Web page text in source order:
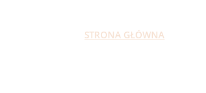
STRONA GŁÓWNA